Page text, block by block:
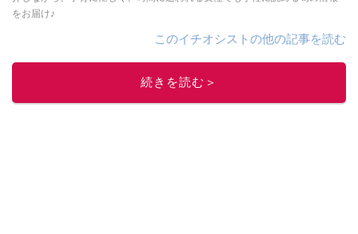
をお届け♪
このイチオシストの他の記事を読む
続きを読む＞